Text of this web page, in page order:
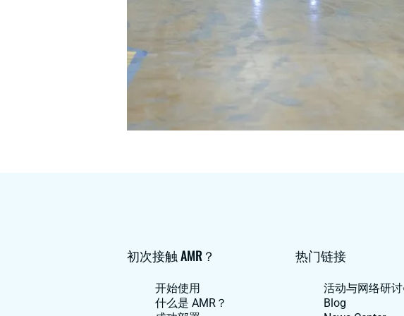
初次接触 AMR？
开始使用
什么是 AMR？
热门链接
活动与网络研
Blog